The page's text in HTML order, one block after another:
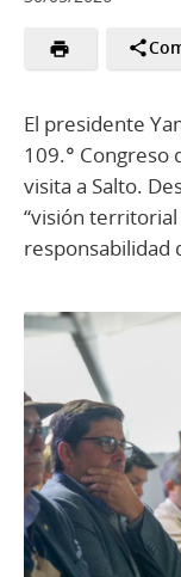
El presidente
109.° Congreso
visita a Salto.
“visión
responsabilidad